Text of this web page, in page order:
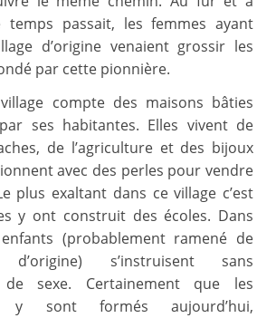
temps passait, les femmes ayant
d’origine venaient grossir les
par cette pionnière.
compte des maisons bâties
ses habitantes. Elles vivent de
de l’agriculture et des bijoux
avec des perles pour vendre
plus exaltant dans ce village c’est
y ont construit des écoles. Dans
(probablement ramené de
s’instruisent sans
de sexe. Certainement que les
y sont formés aujourd’hui,